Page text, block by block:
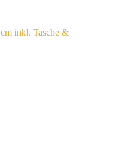
inkl. Tasche &